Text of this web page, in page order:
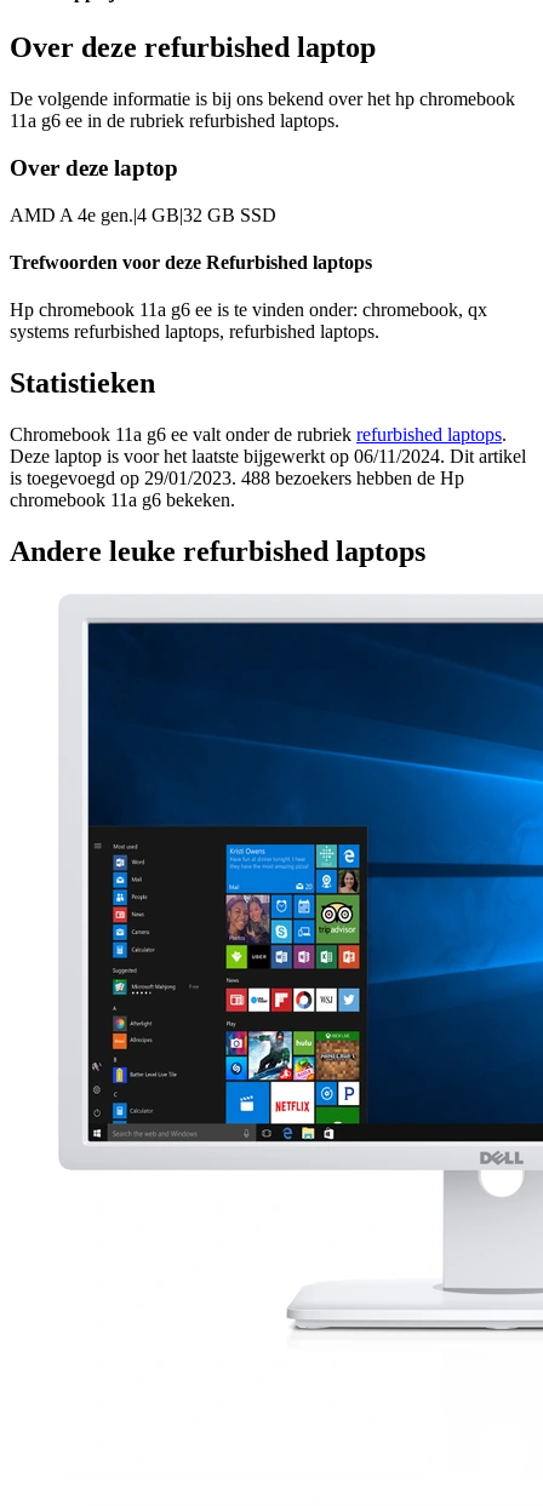
Over deze refurbished laptop
De volgende informatie is bij ons bekend over het hp chromebook
11a g6 ee in de rubriek refurbished laptops.
Over deze laptop
AMD A 4e gen.|4 GB|32 GB SSD
Trefwoorden voor deze Refurbished laptops
Hp chromebook 11a g6 ee is te vinden onder: chromebook, qx
systems refurbished laptops, refurbished laptops.
Statistieken
Chromebook 11a g6 ee valt onder de rubriek refurbished laptops.
Deze laptop is voor het laatste bijgewerkt op 06/11/2024. Dit artikel
is toegevoegd op 29/01/2023. 488 bezoekers hebben de Hp
chromebook 11a g6 bekeken.
Andere leuke refurbished laptops